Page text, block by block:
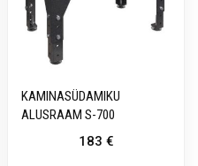
KAMINASÜDAMIKU
ALUSRAAM S-700
183 €